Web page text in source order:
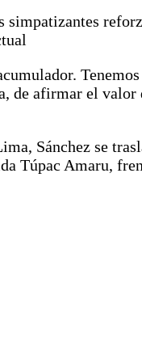
de afirmar el
Sánchez se
Túpac Amaru,